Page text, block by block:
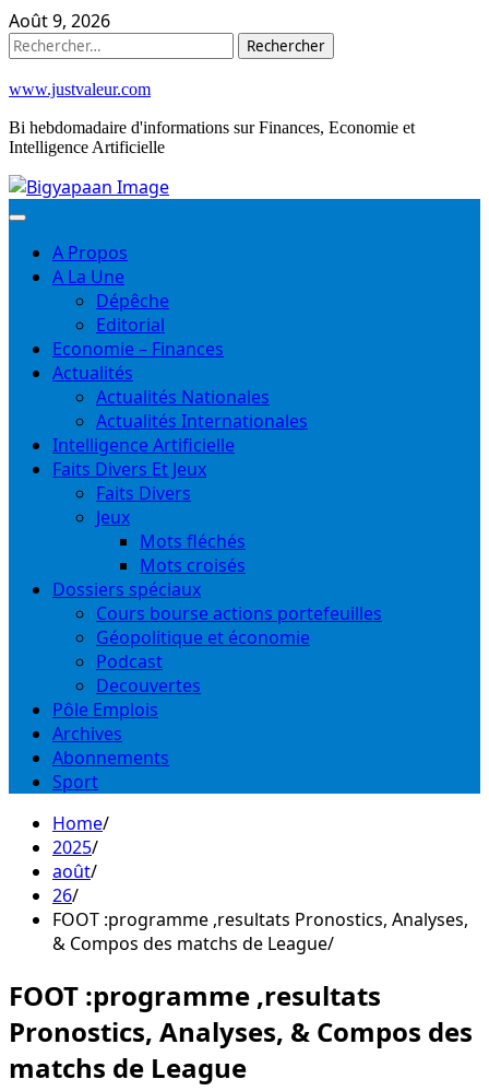
Skip
to
Août 9, 2026
Rechercher :
www.justvaleur.com
Bi hebdomadaire d'informations sur Finances, Economie et
Intelligence Artificielle
A Propos
A La Une
Dépêche
Editorial
Economie – Finances
Actualités
Actualités Nationales
Actualités Internationales
Intelligence Artificielle
Faits Divers Et Jeux
Faits Divers
Jeux
Mots fléchés
Mots croisés
Dossiers spéciaux
Cours bourse actions portefeuilles
Géopolitique et économie
Podcast
Decouvertes
Pôle Emplois
Archives
Abonnements
Sport
Home
2025
août
26
FOOT :programme ,resultats Pronostics, Analyses,
& Compos des matchs de League
FOOT :programme ,resultats
Pronostics, Analyses, & Compos des
matchs de League